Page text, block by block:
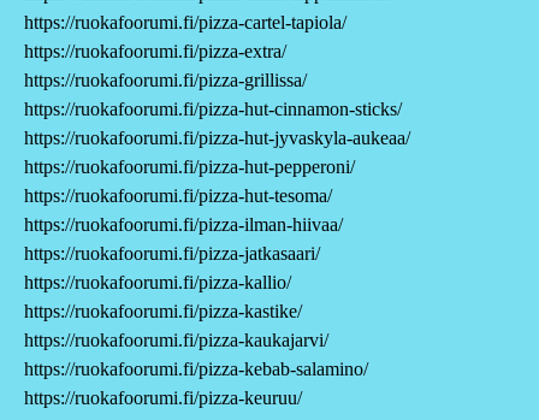
https://ruokafoorumi.fi/pizza-cartel-tapiola/
https://ruokafoorumi.fi/pizza-extra/
https://ruokafoorumi.fi/pizza-grillissa/
https://ruokafoorumi.fi/pizza-hut-cinnamon-sticks/
https://ruokafoorumi.fi/pizza-hut-jyvaskyla-aukeaa/
https://ruokafoorumi.fi/pizza-hut-pepperoni/
https://ruokafoorumi.fi/pizza-hut-tesoma/
https://ruokafoorumi.fi/pizza-ilman-hiivaa/
https://ruokafoorumi.fi/pizza-jatkasaari/
https://ruokafoorumi.fi/pizza-kallio/
https://ruokafoorumi.fi/pizza-kastike/
https://ruokafoorumi.fi/pizza-kaukajarvi/
https://ruokafoorumi.fi/pizza-kebab-salamino/
https://ruokafoorumi.fi/pizza-keuruu/